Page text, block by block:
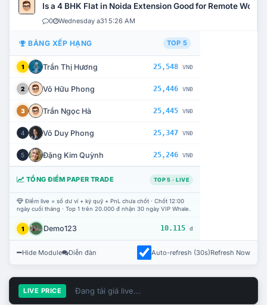
Is a 4 BHK Flat in Noida Extension Good for Remote Work?
0 Wednesday a31 5:26 AM
BẢNG XẾP HẠNG TOP 5
1 Trần Thị Hương 25,548 VNĐ
2 Võ Hữu Phong 25,446 VNĐ
3 Trần Ngọc Hà 25,445 VNĐ
4 Võ Duy Phong 25,347 VNĐ
5 Đặng Kim Quỳnh 25,246 VNĐ
TỔNG ĐIỂM PAPER TRADE TOP 5 · LIVE
Điểm live = số dư ví + ký quỹ + PnL chưa chốt · Chốt 12:00
ngày cuối tháng · Top 1 trên 20.000 đ nhận 30 ngày VIP Whale.
1 Demo123 10.115 đ
Hide Module Diễn đàn Auto-refresh (30s)Refresh Now
LIVE PRICE Đang tải giá live...